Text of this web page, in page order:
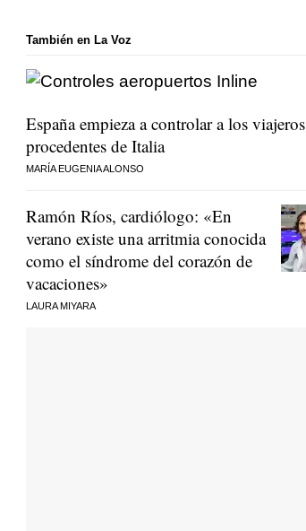
También en La Voz
España empieza a controlar a los viajeros
procedentes de Italia
MARÍA EUGENIA ALONSO
Ramón Ríos, cardiólogo: «En
verano existe una arritmia conocida
como el síndrome del corazón de
vacaciones»
LAURA MIYARA